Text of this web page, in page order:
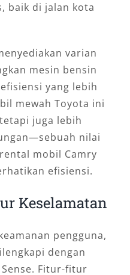
baik di jalan kota
varian
mesin bensin
yang lebih
mewah Toyota ini
juga lebih
nilai
mobil Camry
efisiensi.
Keselamatan
pengguna,
dengan
Fitur-fitur